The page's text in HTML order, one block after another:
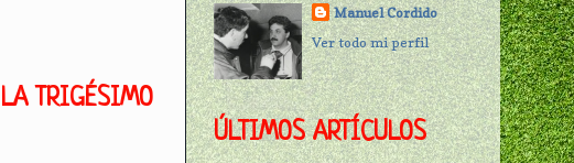
LA TRIGÉSIMO
Manuel Cordido
Ver todo mi perfil
ÚLTIMOS ARTÍCULOS